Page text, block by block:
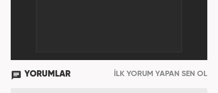
YORUMLAR İLK YORUM YAPAN SEN OL